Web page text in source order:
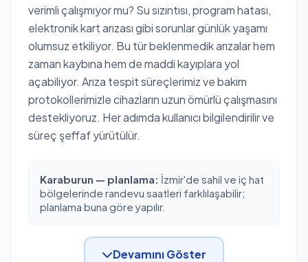
verimli çalışmıyor mu? Su sızıntısı, program hatası,
elektronik kart arızası gibi sorunlar günlük yaşamı
olumsuz etkiliyor. Bu tür beklenmedik arızalar hem
zaman kaybına hem de maddi kayıplara yol
açabiliyor. Arıza tespit süreçlerimiz ve bakım
protokollerimizle cihazların uzun ömürlü çalışmasını
destekliyoruz. Her adımda kullanıcı bilgilendirilir ve
süreç şeffaf yürütülür.
Karaburun — planlama: İzmir'de sahil ve iç hat
bölgelerinde randevu saatleri farklılaşabilir;
planlama buna göre yapılır.
Devamını Göster